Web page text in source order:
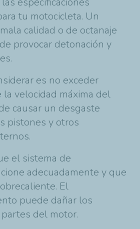
tu motocicleta. Un
calidad o de octanaje
provocar detonación y
es no exceder
velocidad máxima del
causar un desgaste
pistones y otros
el sistema de
adecuadamente y que
El
puede dañar los
del motor.